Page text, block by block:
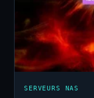
SERVEURS NAS